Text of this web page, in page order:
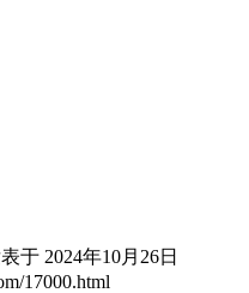
于 2024年10月26日
17000.html